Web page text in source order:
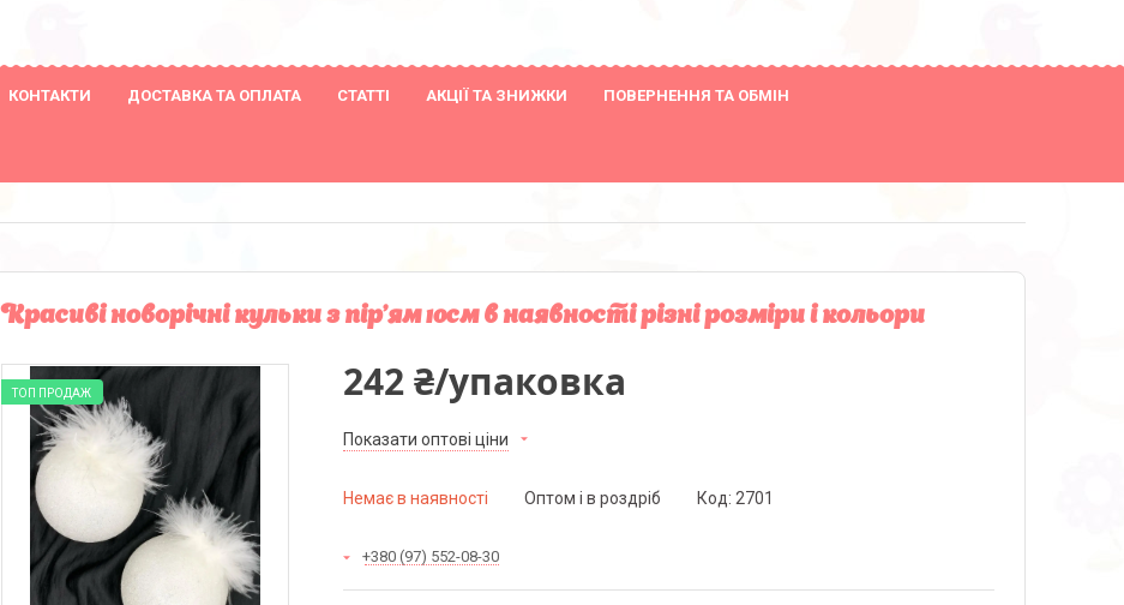
КОНТАКТИ ДОСТАВКА ТА ОПЛАТА СТАТТІ АКЦІЇ ТА ЗНИЖКИ ПОВЕРНЕННЯ ТА ОБМІН
Красиві новорічні кульки з пір'ям 10см в наявності різні розміри і кольори
ТОП ПРОДАЖ 242 ₴/упаковка
Показати оптові ціни
Немає в наявності Оптом і в роздріб Код: 2701
+380 (97) 552-08-30